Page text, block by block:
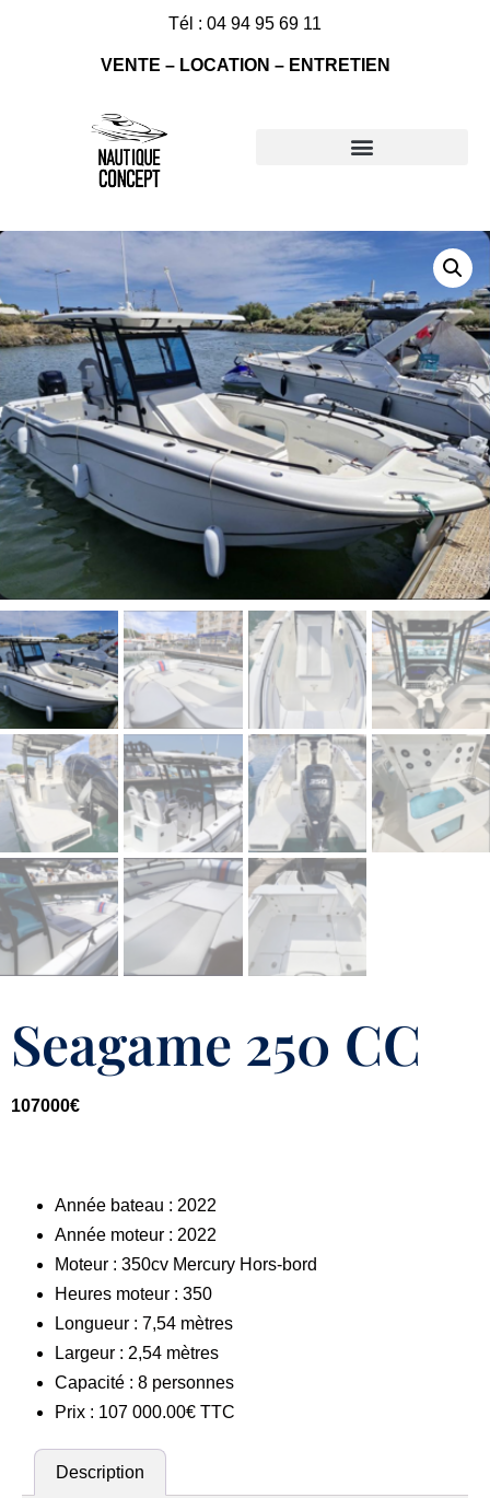
Tél : 04 94 95 69 11
VENTE – LOCATION – ENTRETIEN
Seagame 250 CC
107000€
Année bateau : 2022
Année moteur : 2022
Moteur : 350cv Mercury Hors-bord
Heures moteur : 350
Longueur : 7,54 mètres
Largeur : 2,54 mètres
Capacité : 8 personnes
Prix : 107 000.00€ TTC
Description